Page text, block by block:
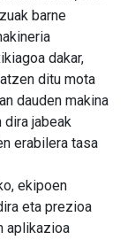
barne
dakar,
ditu mota
dauden makina
jabeak
erabilera tasa
ekipoen
eta prezioa
aplikazioa